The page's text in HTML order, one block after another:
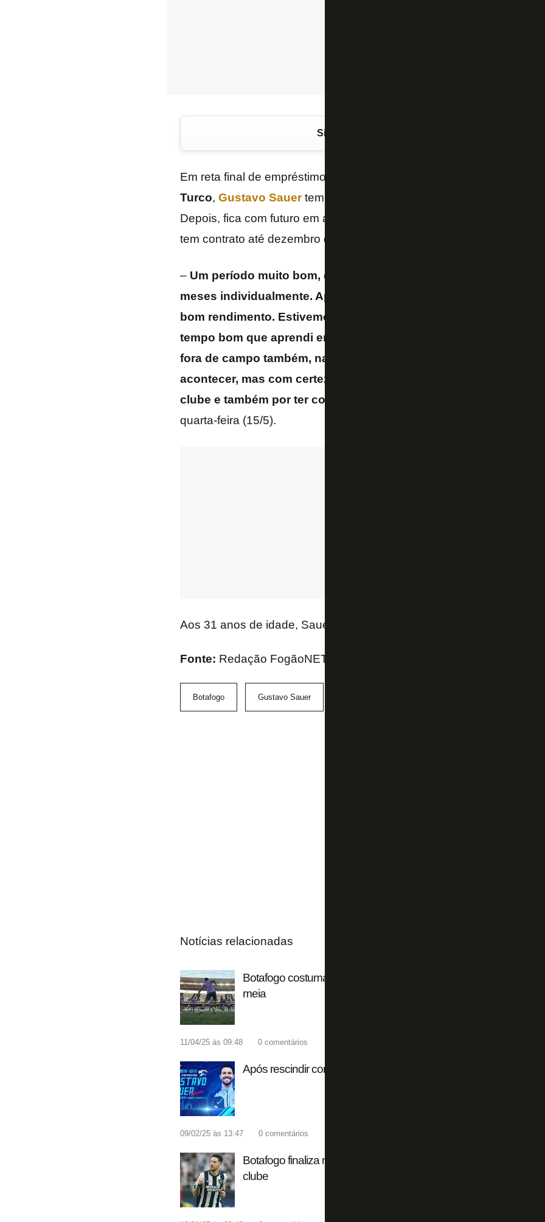
Siga o FogãoNET
Em reta final de empréstimo com o
Turco, Gustavo Sauertem mais dois jogos com o clube na
Depois, fica com futuro em aberto. O meia prioriza o retorno ao
tem contrato até dezembro do ano que vem.
– Um período muito bom, de muito aprendizado, de adaptação
meses individualmente. Após isso, acredito que consegui fazer
bom rendimento. Estivemos muito perto da
tempo bom que aprendi em diversos sentidos, não só na parte
fora de campo também, na questão de cultura e idioma. Agora,
acontecer, mas com certeza minha prioridade é o Botafogo, por
clube e também por ter contrato
quarta-feira (15/5).
Aos 31 anos de idade, Sauer fez 33 jogos, com um gol e uma
Fonte: Redação FogãoNET e Extra
Botafogo Gustavo Sauer
Notícias relacionadas
Botafogo costuma se reforçar no último dia de janela; clube
meia
11/04/25 às 09:48 0 comentários
Após rescindir com Botafogo, Gustavo Sauer é anunciado por
09/02/25 às 13:47 0 comentários
Botafogo finaliza negociação de rescisão, e Gustavo Sauer não
clube